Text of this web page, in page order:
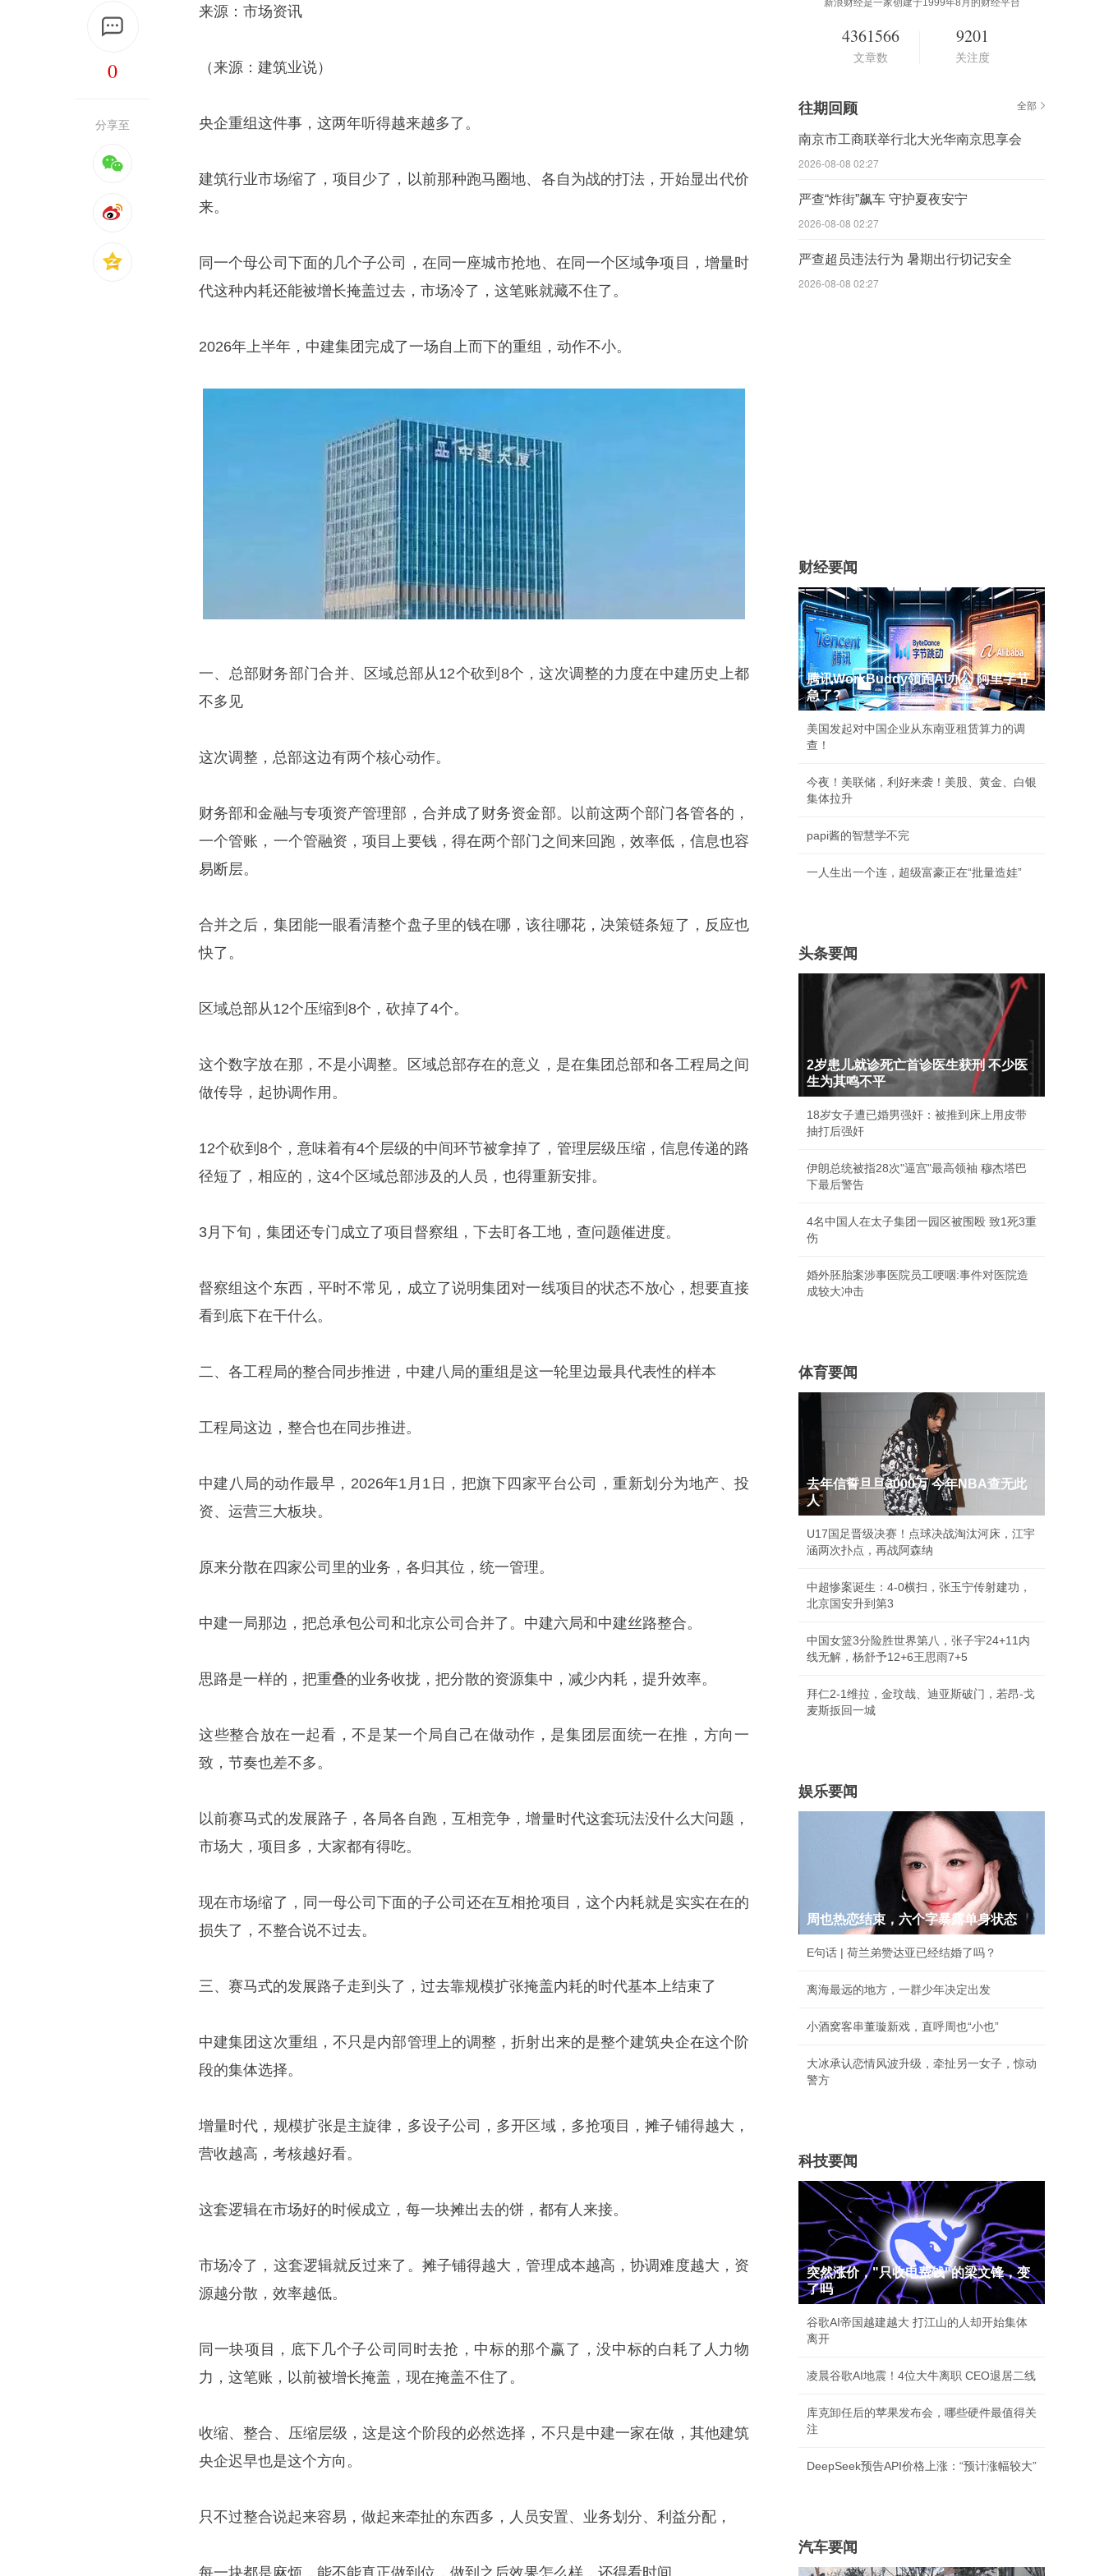
0
分享至
来源：市场资讯
（来源：建筑业说）
央企重组这件事，这两年听得越来越多了。
建筑行业市场缩了，项目少了，以前那种跑马圈地、各自为战的打法，开始显出代价
来。
同一个母公司下面的几个子公司，在同一座城市抢地、在同一个区域争项目，增量时
代这种内耗还能被增长掩盖过去，市场冷了，这笔账就藏不住了。
2026年上半年，中建集团完成了一场自上而下的重组，动作不小。
一、总部财务部门合并、区域总部从12个砍到8个，这次调整的力度在中建历史上都
不多见
这次调整，总部这边有两个核心动作。
财务部和金融与专项资产管理部，合并成了财务资金部。以前这两个部门各管各的，
一个管账，一个管融资，项目上要钱，得在两个部门之间来回跑，效率低，信息也容
易断层。
合并之后，集团能一眼看清整个盘子里的钱在哪，该往哪花，决策链条短了，反应也
快了。
区域总部从12个压缩到8个，砍掉了4个。
这个数字放在那，不是小调整。区域总部存在的意义，是在集团总部和各工程局之间
做传导，起协调作用。
12个砍到8个，意味着有4个层级的中间环节被拿掉了，管理层级压缩，信息传递的路
径短了，相应的，这4个区域总部涉及的人员，也得重新安排。
3月下旬，集团还专门成立了项目督察组，下去盯各工地，查问题催进度。
督察组这个东西，平时不常见，成立了说明集团对一线项目的状态不放心，想要直接
看到底下在干什么。
二、各工程局的整合同步推进，中建八局的重组是这一轮里边最具代表性的样本
工程局这边，整合也在同步推进。
中建八局的动作最早，2026年1月1日，把旗下四家平台公司，重新划分为地产、投
资、运营三大板块。
原来分散在四家公司里的业务，各归其位，统一管理。
中建一局那边，把总承包公司和北京公司合并了。中建六局和中建丝路整合。
思路是一样的，把重叠的业务收拢，把分散的资源集中，减少内耗，提升效率。
这些整合放在一起看，不是某一个局自己在做动作，是集团层面统一在推，方向一
致，节奏也差不多。
以前赛马式的发展路子，各局各自跑，互相竞争，增量时代这套玩法没什么大问题，
市场大，项目多，大家都有得吃。
现在市场缩了，同一母公司下面的子公司还在互相抢项目，这个内耗就是实实在在的
损失了，不整合说不过去。
三、赛马式的发展路子走到头了，过去靠规模扩张掩盖内耗的时代基本上结束了
中建集团这次重组，不只是内部管理上的调整，折射出来的是整个建筑央企在这个阶
段的集体选择。
增量时代，规模扩张是主旋律，多设子公司，多开区域，多抢项目，摊子铺得越大，
营收越高，考核越好看。
这套逻辑在市场好的时候成立，每一块摊出去的饼，都有人来接。
市场冷了，这套逻辑就反过来了。摊子铺得越大，管理成本越高，协调难度越大，资
源越分散，效率越低。
同一块项目，底下几个子公司同时去抢，中标的那个赢了，没中标的白耗了人力物
力，这笔账，以前被增长掩盖，现在掩盖不住了。
收缩、整合、压缩层级，这是这个阶段的必然选择，不只是中建一家在做，其他建筑
央企迟早也是这个方向。
只不过整合说起来容易，做起来牵扯的东西多，人员安置、业务划分、利益分配，
每一块都是麻烦，能不能真正做到位，做到之后效果怎么样，还得看时间。
新浪财经是一家创建于1999年8月的财经平台
4361566
文章数
9201
关注度
往期回顾 全部
南京市工商联举行北大光华南京思享会
2026-08-08 02:27
严查“炸街”飙车 守护夏夜安宁
2026-08-08 02:27
严查超员违法行为 暑期出行切记安全
2026-08-08 02:27
财经要闻
腾讯WorkBuddy领跑AI办公 阿里字节
急了?
美国发起对中国企业从东南亚租赁算力的调
查！
今夜！美联储，利好来袭！美股、黄金、白银
集体拉升
papi酱的智慧学不完
一人生出一个连，超级富豪正在“批量造娃”
头条要闻
2岁患儿就诊死亡首诊医生获刑 不少医
生为其鸣不平
18岁女子遭已婚男强奸：被推到床上用皮带
抽打后强奸
伊朗总统被指28次"逼宫"最高领袖 穆杰塔巴
下最后警告
4名中国人在太子集团一园区被围殴 致1死3重
伤
婚外胚胎案涉事医院员工哽咽:事件对医院造
成较大冲击
体育要闻
去年信誓旦旦3000万 今年NBA查无此
人
U17国足晋级决赛！点球决战淘汰河床，江宇
涵两次扑点，再战阿森纳
中超惨案诞生：4-0横扫，张玉宁传射建功，
北京国安升到第3
中国女篮3分险胜世界第八，张子宇24+11内
线无解，杨舒予12+6王思雨7+5
拜仁2-1维拉，金玟哉、迪亚斯破门，若昂-戈
麦斯扳回一城
娱乐要闻
周也热恋结束，六个字暴露单身状态
E句话 | 荷兰弟赞达亚已经结婚了吗？
离海最远的地方，一群少年决定出发
小酒窝客串董璇新戏，直呼周也“小也”
大冰承认恋情风波升级，牵扯另一女子，惊动
警方
科技要闻
突然涨价，"只收电费钱"的梁文锋，变
了吗
谷歌AI帝国越建越大 打江山的人却开始集体
离开
凌晨谷歌AI地震！4位大牛离职 CEO退居二线
库克卸任后的苹果发布会，哪些硬件最值得关
注
DeepSeek预告API价格上涨：“预计涨幅较大”
汽车要闻